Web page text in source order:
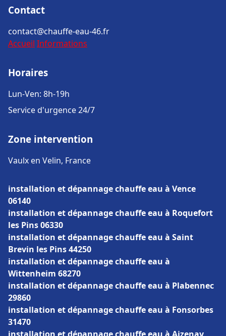
Contact
contact@chauffe-eau-46.fr
Accueil Informations
Horaires
Lun-Ven: 8h-19h
Service d'urgence 24/7
Zone intervention
Vaulx en Velin, France
installation et dépannage chauffe eau à Vence
06140
installation et dépannage chauffe eau à Roquefort
les Pins 06330
installation et dépannage chauffe eau à Saint
Brevin les Pins 44250
installation et dépannage chauffe eau à
Wittenheim 68270
installation et dépannage chauffe eau à Plabennec
29860
installation et dépannage chauffe eau à Fonsorbes
31470